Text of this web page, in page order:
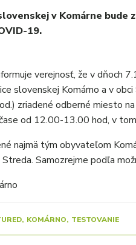
v Komárne
19.
verejnosť, že v dňoch
slovenskej Komárno a v
zriadené odberné miesto
od 12.00-13.00 hod, v
najmä tým obyvateľom
Samozrejme podľa
KOMÁRNO TESTOVANIE